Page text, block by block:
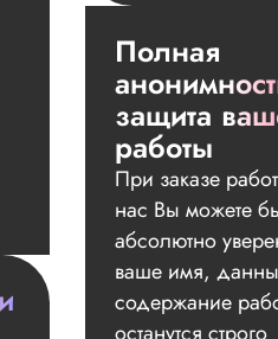
Полная
защита
работы
При заказе
нас Вы можете
абсолютно
ваше имя,
содержание